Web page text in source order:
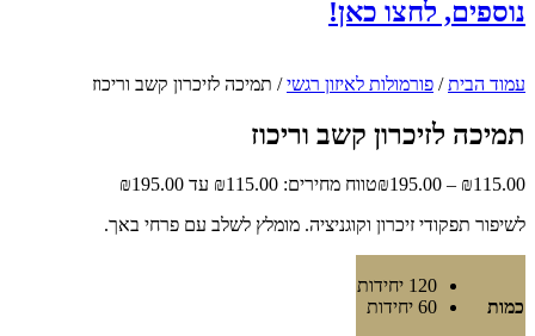
נוספים, לחצו כאן!
עמוד הבית/ פורמולות לאיזון רגשי/ תמיכה לזיכרון קשב וריכוז
תמיכה לזיכרון קשב וריכוז
₪115.00
–
₪195.00
טווח מחירים: ⁦₪115.00⁩ עד ⁦₪195.00⁩
לשיפור תפקודי זיכרון וקוגניציה. מומלץ לשלב עם פרחי באך.
כמות
120 יחידות
60 יחידות